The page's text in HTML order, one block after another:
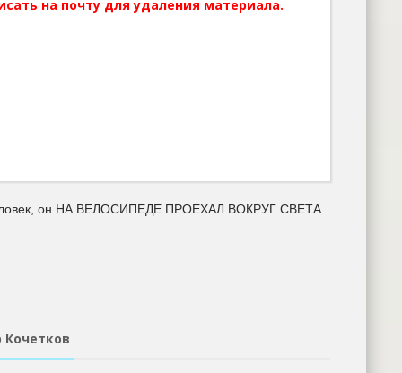
на почту для удаления материала.
он НА ВЕЛОСИПЕДЕ ПРОЕХАЛ ВОКРУГ СВЕТА